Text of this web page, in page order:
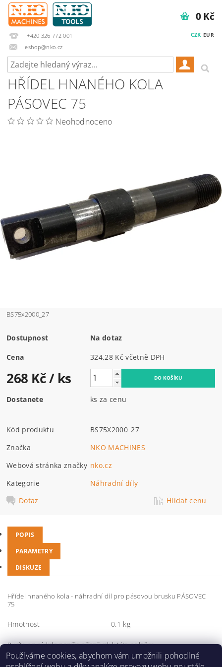
+420 326 772 001
eshop@nko.cz
CZK EUR
0 Kč
HŘÍDEL HNANÉHO KOLA
PÁSOVEC 75
Neohodnoceno
BS75x2000_27
Dostupnost Na dotaz
Cena 324,28 Kč včetně DPH
268 Kč/ ks
Dostanete ks za cenu
Kód produktu
BS75X2000_27
Značka
NKO MACHINES
Webová stránka značky nko.cz
Kategorie
Náhradní díly
Dotaz
Hlídat cenu
POPIS
PARAMETRY
DISKUZE
Hřídel hnaného kola - náhradní díl pro pásovou brusku PÁSOVEC
75
Hmotnost 0.1 kg
Buďte první, kdo napíše příspěvek k této položce.
Přidat komentář
Používáme cookies, abychom vám umožnili pohodlné